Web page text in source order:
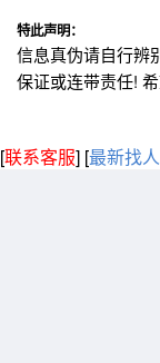
特此声明：
信息真伪请自行辨
保证或连带责任!
[联系客服] [最新找